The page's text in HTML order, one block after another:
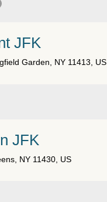
JFK
Garden, NY 11413, US
JFK
NY 11430, US